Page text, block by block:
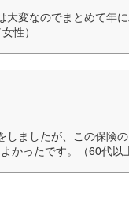
変なのでまとめて年
性）
しましたが、この保険
かったです。（60代以